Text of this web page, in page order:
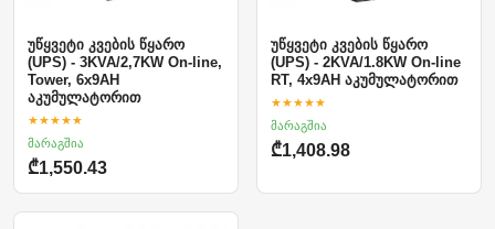
უწყვეტი კვების წყარო
(UPS) - 3KVA/2,7KW On-line,
Tower, 6x9AH
აკუმულატორით
★★★★★
მარაგშია
₾1,550.43
უწყვეტი კვების წყარო
(UPS) - 2KVA/1.8KW On-line
RT, 4x9AH აკუმულატორით
★★★★★
მარაგშია
₾1,408.98